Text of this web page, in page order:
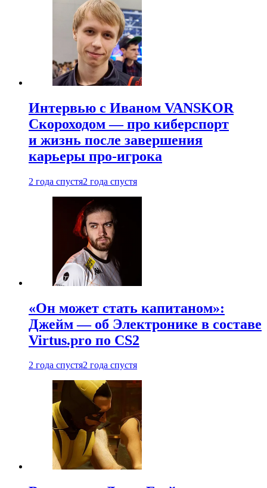
Интервью с Иваном VANSKOR
Скороходом — про киберспорт
и жизнь после завершения
карьеры про-игрока
2 года спустя2 года спустя
«Он может стать капитаном»:
Джейм — об Электронике в составе
Virtus.pro по CS2
2 года спустя2 года спустя